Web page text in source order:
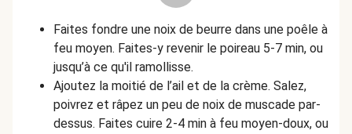
Faites fondre une noix de beurre dans une poêle à
feu moyen. Faites-y revenir le poireau 5-7 min, ou
jusqu’à ce qu'il ramollisse.
Ajoutez la moitié de l’ail et de la crème. Salez,
poivrez et râpez un peu de noix de muscade par-
dessus. Faites cuire 2-4 min à feu moyen-doux, ou